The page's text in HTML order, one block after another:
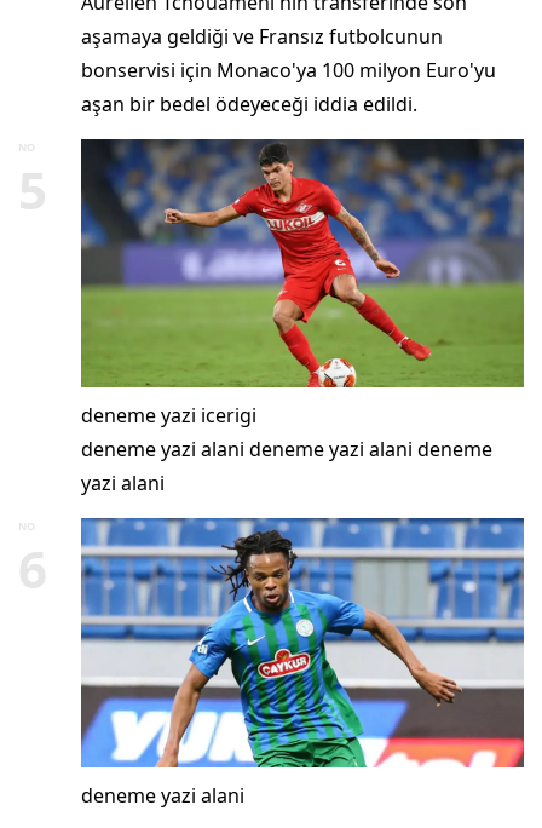
aşamaya geldiği ve Fransız futbolcunun
bonservisi için Monaco'ya 100 milyon Euro'yu
aşan bir bedel ödeyeceği iddia edildi.
NO
5
deneme yazi icerigi
deneme yazi alani deneme yazi alani deneme
yazi alani
NO
6
deneme yazi alani